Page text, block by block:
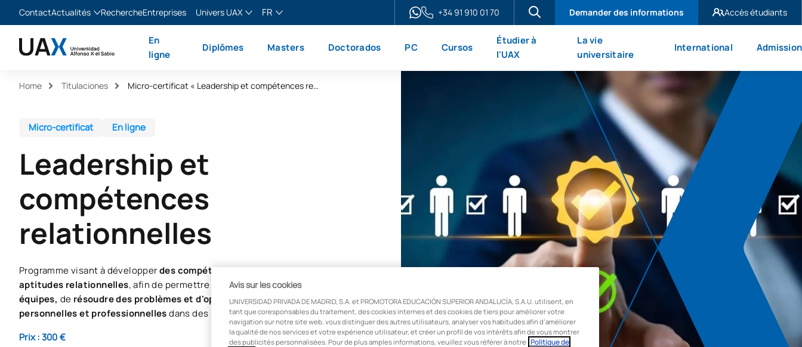
ContactActualités
Actualités
RechercheEntreprises
Univers UAX
FR
English
Italiano
+34 91 910 01 70 Demander des informations
Accès étudiants
UAX Mare Nostrum
En
ligne
Diplômes Masters Doctorados PC Cursos
Étudier à
l'UAX
La vie
universitaire
International Admission
Home Titulaciones Micro-certificat « Leadership et compétences relationnelles »
Micro-certificat En ligne
Leadership et
compétences
relationnelles
Programme visant à développerdes compétences en leadership et des
aptitudes relationnelles, afin de permettre aux participants degérer des
équipes, de résoudre des problèmes et d'optimiser leurs performances
personnelles et professionnellesdans des situations réelles.
Prix : 300 €
Avis sur les cookies
UNIVERSIDAD PRIVADA DE MADRID, S.A. et PROMOTORA EDUCACIÓN SUPERIOR ANDALUCÍA, S.A.U. utilisent, en
tant que coresponsables du traitement, des cookies internes et des cookies de tiers pour améliorer votre
navigation sur notre site web, vous distinguer des autres utilisateurs, analyser vos habitudes afin d’améliorer
la qualité de nos services et votre expérience utilisateur, et créer un profil de vos intérêts afin de vous montrer
des publicités personnalisées. Pour de plus amples informations, veuillez vous référer à notre Politique de